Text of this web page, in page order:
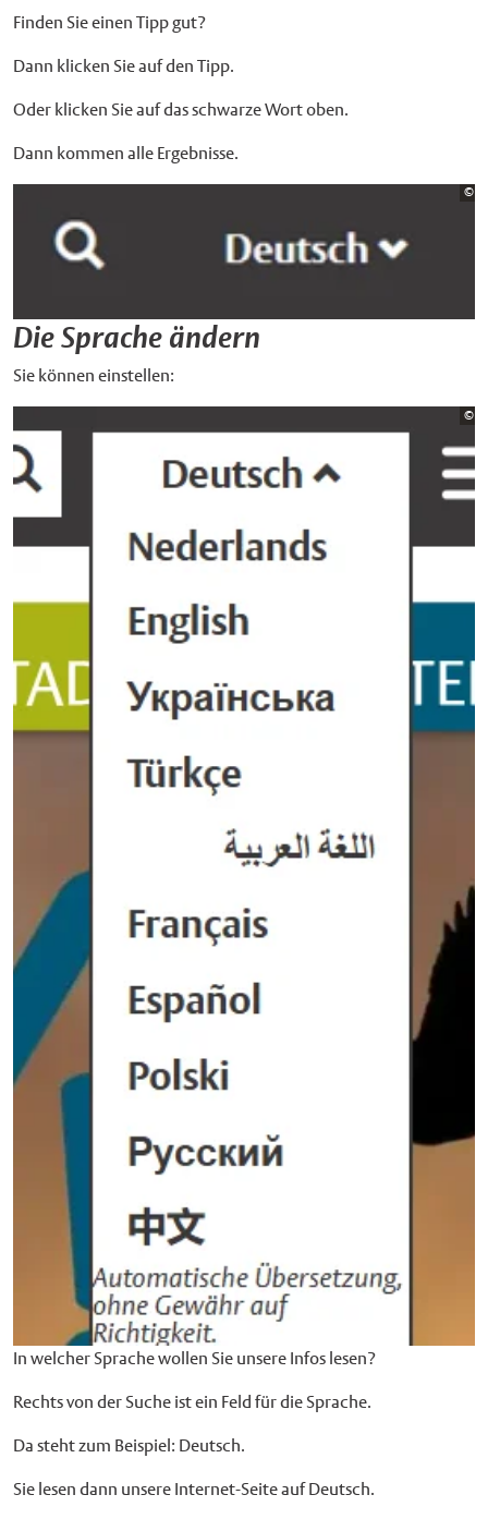
Finden Sie einen Tipp gut?
Dann klicken Sie auf den Tipp.
Oder klicken Sie auf das schwarze Wort oben.
Dann kommen alle Ergebnisse.
©
Die Sprache ändern
Sie können einstellen:
©
In welcher Sprache wollen Sie unsere Infos lesen?
Rechts von der Suche ist ein Feld für die Sprache.
Da steht zum Beispiel: Deutsch.
Sie lesen dann unsere Internet-Seite auf Deutsch.